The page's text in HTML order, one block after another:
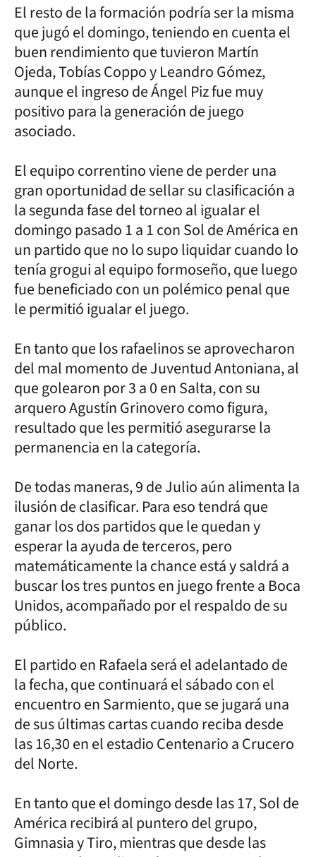
El resto de la formación podría ser la misma
que jugó el domingo, teniendo en cuenta el
buen rendimiento que tuvieron Martín
Ojeda, Tobías Coppo y Leandro Gómez,
aunque el ingreso de Ángel Piz fue muy
positivo para la generación de juego
asociado.
El equipo correntino viene de perder una
gran oportunidad de sellar su clasificación a
la segunda fase del torneo al igualar el
domingo pasado 1 a 1 con Sol de América en
un partido que no lo supo liquidar cuando lo
tenía grogui al equipo formoseño, que luego
fue beneficiado con un polémico penal que
le permitió igualar el juego.
En tanto que los rafaelinos se aprovecharon
del mal momento de Juventud Antoniana, al
que golearon por 3 a 0 en Salta, con su
arquero Agustín Grinovero como figura,
resultado que les permitió asegurarse la
permanencia en la categoría.
De todas maneras, 9 de Julio aún alimenta la
ilusión de clasificar. Para eso tendrá que
ganar los dos partidos que le quedan y
esperar la ayuda de terceros, pero
matemáticamente la chance está y saldrá a
buscar los tres puntos en juego frente a Boca
Unidos, acompañado por el respaldo de su
público.
El partido en Rafaela será el adelantado de
la fecha, que continuará el sábado con el
encuentro en Sarmiento, que se jugará una
de sus últimas cartas cuando reciba desde
las 16,30 en el estadio Centenario a Crucero
del Norte.
En tanto que el domingo desde las 17, Sol de
América recibirá al puntero del grupo,
Gimnasia y Tiro, mientras que desde las